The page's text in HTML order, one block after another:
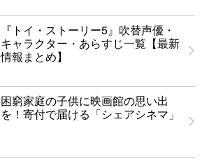
『トイ・ストーリー5』吹替声優・
キャラクター・あらすじ一覧【最新
情報まとめ】
困窮家庭の子供に映画館の思い出
を！寄付で届ける「シェアシネマ」